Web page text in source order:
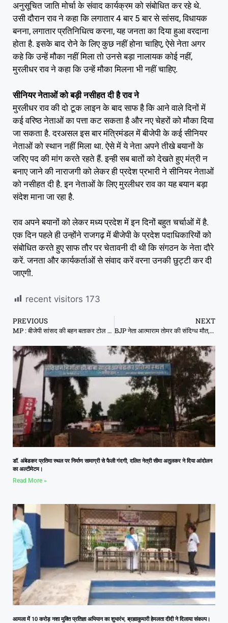
अनुसूचित जाति मोर्चा के संवाद कार्यक्रम को संबोधित कर रहे थे.
उसी दौरान राव ने कहा कि लगातार 4 बार 5 बार से सांसद, विधायक
बनना, लगातार प्रतिनिधित्व करना, यह जनता का दिया हुआ वरदाना
होता है. इसके बाद रोने के लिए कुछ नहीं होना चाहिए, ऐसे नेता अगर
कहे कि उन्हें मौका नहीं मिला तो उनसे बड़ा नालायक कोई नहीं,
मुरलीधर राव ने कहा कि उन्हें मौका मिलना भी नहीं चाहिए.
सीनियर नेताओं को बड़ी नसीहत दी है राव ने
मुरलीधर राव की दो टूक लाइन के बाद‌ साफ है कि आने वाले दिनों में
कई वरिष्ठ नेताओं का पत्ता कट सकता है और नए चेहरों को मौका दिया
जा सकता है. दरअसल इस बार मंत्रिमंडल में बीजेपी के कई सीनियर
नेताओं को स्थान नहीं मिला था. ऐसे में ये नेता अपने तीखे बयानों के
जरिए पद की मांग करते रहते हैं. इन्ही सब बातों को देखते हुए मंत्री न
बनाए जाने की नाराजगी को लेकर ही प्रदेश प्रभारी ने सीनियर नेताओं
को नसीहत दी है. इन नेताओं के लिए मुरलीधर राव का यह बयान बड़ा
संदेश माना जा रहा है.
राव अपने बयानों को लेकर मध्य प्रदेश में इन दिनों बहुत चर्चाओं में है.
एक दिन पहले ही उन्होंने राजगढ़ में बीजेपी के प्रदेश पदाधिकारियों को
संबोधित करते हुए साफ तौर पर चेतावनी दी थी कि संगठन के नेता दौरे
करें. जनता और कार्यकर्ताओं से संवाद करें वरना उनकी छुट्टी कर दी
जाएगी.
recent visitors 173
PREVIOUS
MP : बीजेपी सांसद की बहन बताकर टोल नाके पर गाली-गलौज, निकली कांग्रेसी पार्षद
NEXT
BJP नेता आत्माराम तोमर की संदिग्‍ध मौत, घर में मिला शव; हत्या की आशंका
डॉ. अंबेडकर प्रतिमा स्थल पर निर्माण सामाग्री से फैली गंदगी, दलित नेत्री सीमा अतुलकर ने दिया आंदोलन
का अल्टीमेटम।
Read More »
आमला में 10 करोड़ नशा मुक्ति प्रतिज्ञा अभियान का शुभारंभ, ब्रह्माकुमारी हेमलता दीदी ने दिलाया संकल्प।